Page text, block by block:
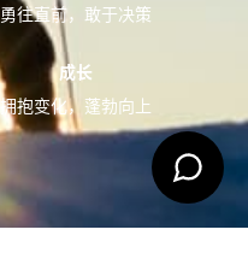
勇往直前，敢于决策
成长
拥抱变化，蓬勃向上
实事求是，知行合一
向善
于人有益，与人为善